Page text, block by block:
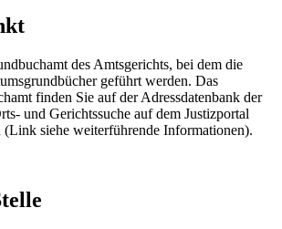
des Amtsgerichts, bei dem die
geführt werden. Das
finden Sie auf der Adressdatenbank der
und Gerichtssuche auf dem Justizportal
siehe weiterführende Informationen).